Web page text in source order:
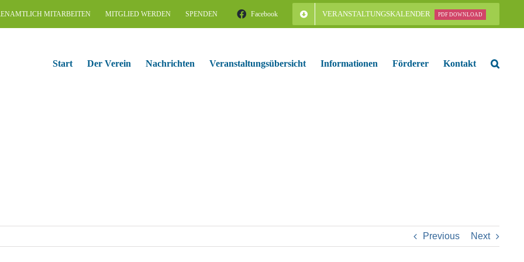
MITARBEITEN MITGLIED WERDEN SPENDEN Facebook VERANSTALTUNGSKALENDER PDF DOWNLOAD
Start Der Verein Nachrichten Veranstaltungsübersicht Informationen Förderer Kontakt
Previous Next